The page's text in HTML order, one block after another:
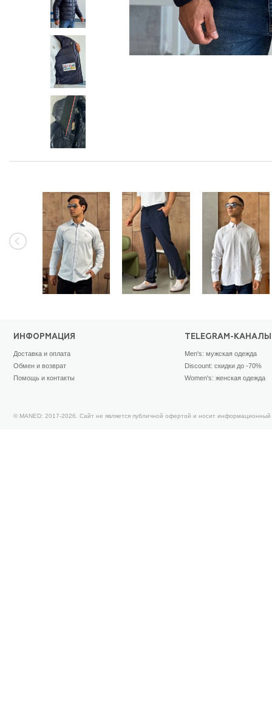
ИНФОРМАЦИЯ
Доставка и оплата
Обмен и возврат
Помощь и контакты
TELEGRAM-КАНАЛЫ
Men's: мужская одежда
Discount: скидки до -70%
Women's: женская одежда
© MANED: 2017-2026. Сайт не является публичной офертой и носит информационный